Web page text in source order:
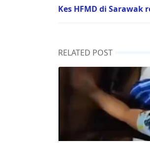
Kes HFMD di Sarawak
RELATED POST